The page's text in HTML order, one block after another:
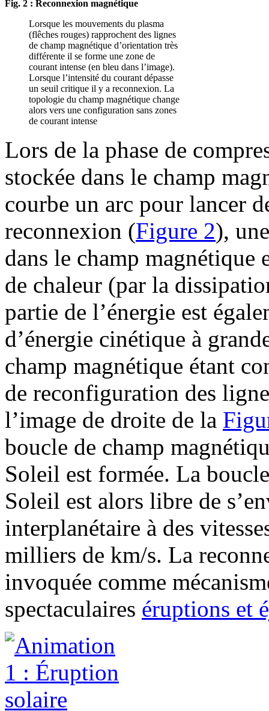
Fig. 2 : Reconnexion magnétique
Lorsque les mouvements du plasma
(flêches rouges) rapprochent des lignes
de champ magnétique d’orientation très
différente il se forme une zone de
courant intense (en bleu dans l’image).
Lorsque l’intensité du courant dépasse
un seuil critique il y a reconnexion. La
topologie du champ magnétique change
alors vers une configuration sans zones
de courant intense
Lors de la phase de
stockée dans le champ
courbe un arc pour lancer
reconnexion (Figure 2),
dans le champ magnétique
de chaleur (par la
partie de l’énergie est
d’énergie cinétique à
champ magnétique étant
de reconfiguration des
l’image de droite de la
boucle de champ
Soleil est formée. La
Soleil est alors libre de
interplanétaire à des
milliers de km/s. La
invoquée comme
spectaculaires éruptions et